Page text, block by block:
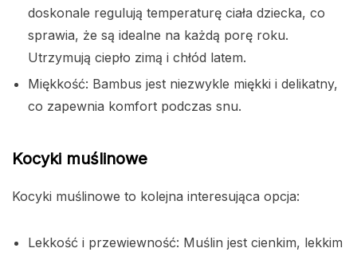
doskonale regulują temperaturę ciała dziecka, co
sprawia, że są idealne na każdą porę roku.
Utrzymują ciepło zimą i chłód latem.
Miękkość: Bambus jest niezwykle miękki i delikatny,
co zapewnia komfort podczas snu.
Kocyki muślinowe
Kocyki muślinowe to kolejna interesująca opcja:
Lekkość i przewiewność: Muślin jest cienkim, lekkim